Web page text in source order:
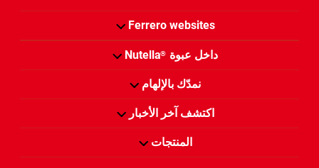
Ferrero websites
داخل عبوة ®
Nutella
نمدّك بالإلهام
اكتشف آخر الأخبار
المنتجات